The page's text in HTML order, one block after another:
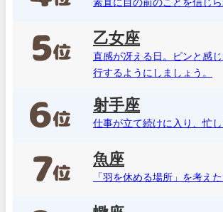
乙女座
直感が冴える日。ピンと感
行するようにしましょう。
射手座
仕事が立て続けに入り、忙し
魚座
「羽を休める場所」を考え